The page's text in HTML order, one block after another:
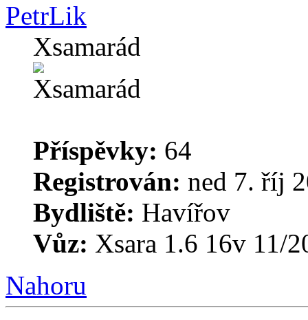
PetrLik
Xsamarád
Příspěvky: 64
Registrován: ned 7. říj
Bydliště: Havířov
Vůz: Xsara 1.6 16v 11/
Nahoru